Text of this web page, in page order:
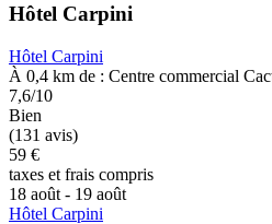
Hôtel Carpini
Hôtel Carpini
À 0,4 km de : Centre commercial
7,6/10
Bien
(131 avis)
59 €
taxes et frais compris
18 août - 19 août
Hôtel Carpini